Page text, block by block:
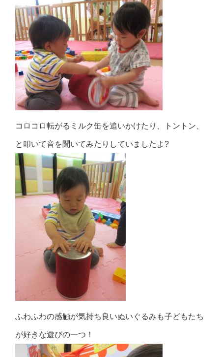
コロコロ転がるミルク缶を追いかけたり、トントン、
と叩いて音を聞いてみたりしていましたよ?
ふわふわの感触が気持ち良いぬいぐるみも子どもたち
が好きな遊びの一つ！